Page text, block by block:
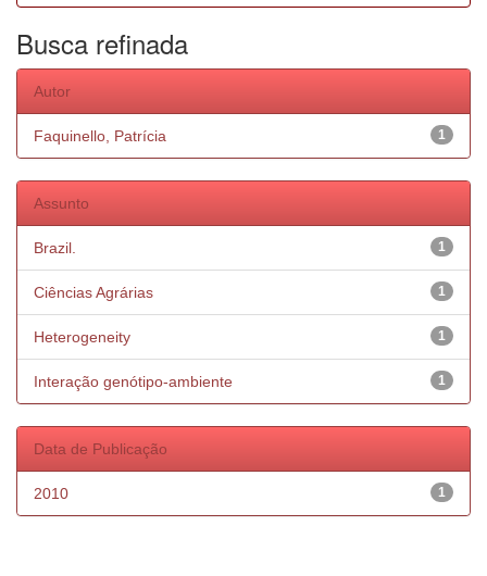
Busca refinada
Autor
1
Faquinello, Patrícia
Assunto
1
Brazil.
1
Ciências Agrárias
1
Heterogeneity
1
Interação genótipo-ambiente
Data de Publicação
1
2010